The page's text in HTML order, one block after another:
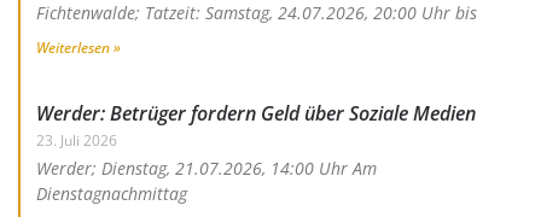
Fichtenwalde; Tatzeit: Samstag, 24.07.2026, 20:00 Uhr bis
Weiterlesen »
Werder: Betrüger fordern Geld über Soziale Medien
23. Juli 2026
Werder; Dienstag, 21.07.2026, 14:00 Uhr Am
Dienstagnachmittag